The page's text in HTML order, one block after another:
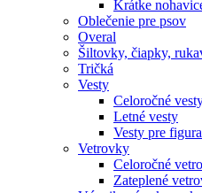
Krátke
Oblečenie pre psov
Overal
Šiltovky, čiapky,
Tričká
Vesty
Celoročné
Letné vesty
Vesty pre
Vetrovky
Celoročné
Zateplené